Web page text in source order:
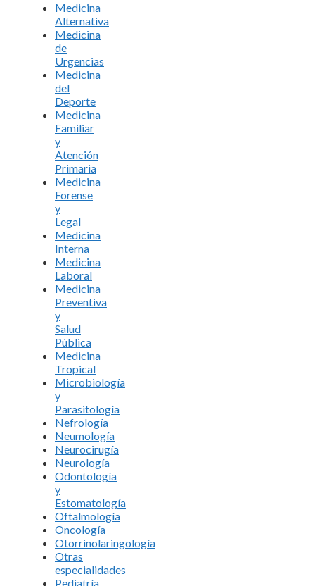
Medicina
Alternativa
Medicina
de
Urgencias
Medicina
del
Deporte
Medicina
Familiar
y
Atención
Primaria
Medicina
Forense
y
Legal
Medicina
Interna
Medicina
Laboral
Medicina
Preventiva
y
Salud
Pública
Medicina
Tropical
Microbiología
y
Parasitología
Nefrología
Neumología
Neurocirugía
Neurología
Odontología
y
Estomatología
Oftalmología
Oncología
Otorrinolaringología
Otras
especialidades
Pediatría